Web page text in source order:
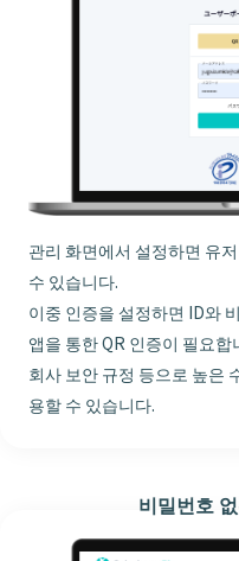
관리 화면에서 설정하면 유
수 있습니다.
이중 인증을 설정하면 ID와
앱을 통한 QR 인증이 필요합
회사 보안 규정 등으로 높은
용할 수 있습니다.
비밀번호